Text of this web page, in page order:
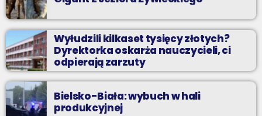
Wyłudzili kilkaset tysięcy złotych?
Dyrektorka oskarża nauczycieli, ci
odpierają zarzuty
Bielsko-Biała: wybuch w hali
produkcyjnej